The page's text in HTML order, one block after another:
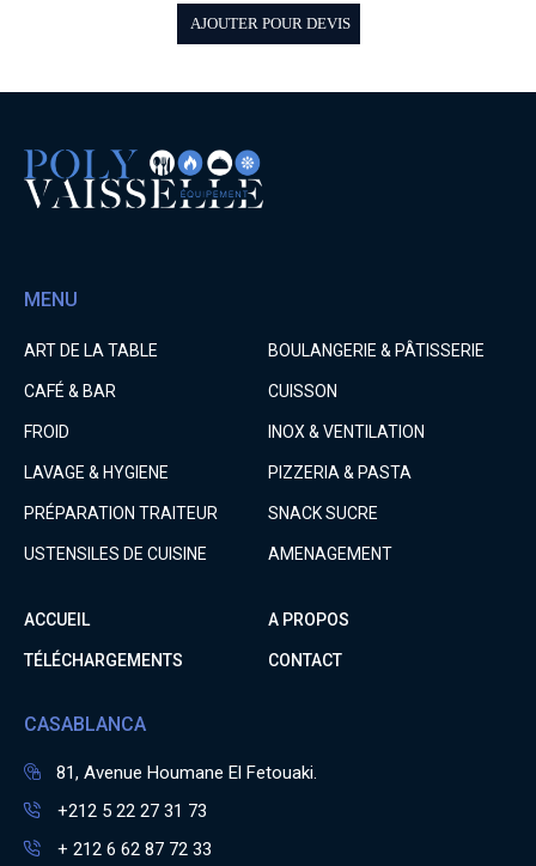
AJOUTER POUR DEVIS
MENU
ART DE LA TABLE BOULANGERIE & PÂTISSERIE
CAFÉ & BAR CUISSON
FROID INOX & VENTILATION
LAVAGE & HYGIENE PIZZERIA & PASTA
PRÉPARATION TRAITEUR SNACK SUCRE
USTENSILES DE CUISINE AMENAGEMENT
ACCUEIL A PROPOS
TÉLÉCHARGEMENTS CONTACT
CASABLANCA
81, Avenue Houmane El Fetouaki.
+212 5 22 27 31 73
+ 212 6 62 87 72 33